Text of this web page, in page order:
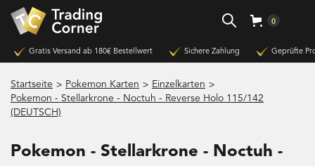
0
Gratis Versand ab 180€ Bestellwert Sichere Zahlung Geprüfte
Startseite > Pokemon Karten > Einzelkarten >
Pokemon - Stellarkrone - Noctuh - Reverse Holo 115/142
(DEUTSCH)
Pokemon - Stellarkrone - Noctuh -